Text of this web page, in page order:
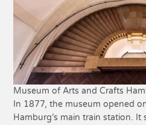
Museum of Arts and Crafts
In 1877, the museum opened
Hamburg’s main train station.